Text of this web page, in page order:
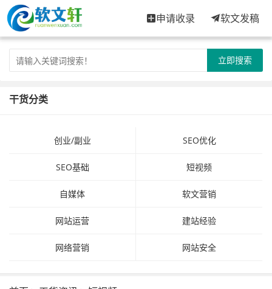
申请收录 软文发稿
立即搜索
干货分类
创业/副业 SEO优化
SEO基础 短视频
自媒体 软文营销
网站运营 建站经验
网络营销 网站安全